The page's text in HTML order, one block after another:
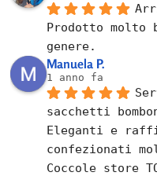
Prodotto molto
genere.
Manuela P.
1 anno fa
sacchetti
Eleganti e
confezionati
Coccole store